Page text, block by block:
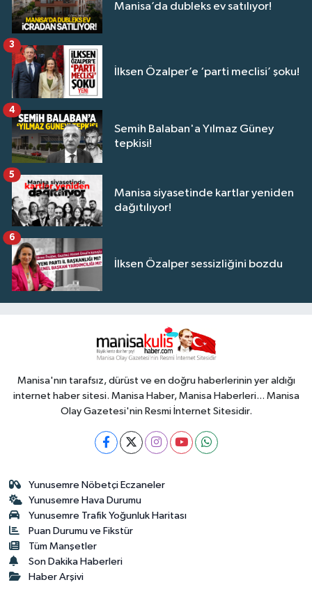
Manisa’da dubleks ev satılıyor!
İlksen Özalper’e ‘parti meclisi’ şoku!
3
Semih Balaban'a Yılmaz Güney
tepkisi!
4
Manisa siyasetinde kartlar yeniden
dağıtılıyor!
5
İlksen Özalper sessizliğini bozdu
6
Manisa'nın tarafsız, dürüst ve en doğru haberlerinin yer aldığı
internet haber sitesi. Manisa Haber, Manisa Haberleri... Manisa
Olay Gazetesi'nin Resmi İnternet Sitesidir.
Yunusemre Nöbetçi Eczaneler
Yunusemre Hava Durumu
Yunusemre Trafik Yoğunluk Haritası
Puan Durumu ve Fikstür
Tüm Manşetler
Son Dakika Haberleri
Haber Arşivi